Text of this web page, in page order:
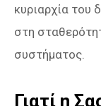
κυριαρχία του
στη
συστήματος.
Γιατί η